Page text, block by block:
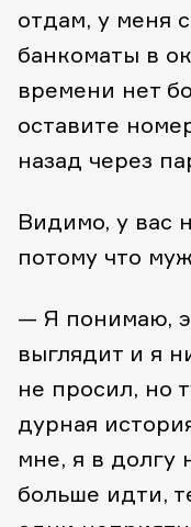
отдам, у меня
банкоматы в
времени нет
оставите
назад через
Видимо, у вас
потому что
— Я понимаю,
выглядит и я
не просил, но
дурная
мне, я в долгу
больше идти,